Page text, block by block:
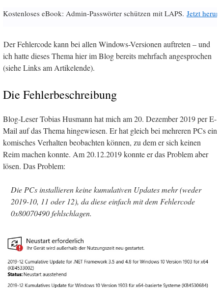
Kostenloses eBook: Admin-Passwörter schützen mit LAPS. Jetzt
Der Fehlercode kann bei allen Windows-Versionen auftreten – und
ich hatte dieses Thema hier im Blog bereits mehrfach angesprochen
(siehe Links am Artikelende).
Die Fehlerbeschreibung
Blog-Leser Tobias Husmann hat mich am 20. Dezember 2019 per E-
Mail auf das Thema hingewiesen. Er hat gleich bei mehreren PCs ein
komisches Verhalten beobachten können, zu dem er sich keinen
Reim machen konnte. Am 20.12.2019 konnte er das Problem aber
lösen. Das Problem:
Die PCs installieren keine kumulativen Updates mehr (weder
2019-10, 11 oder 12), da diese einfach mit dem Fehlercode
0x80070490 fehlschlagen.